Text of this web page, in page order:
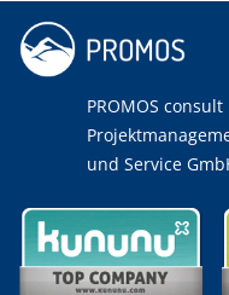
PROMOS consult
und Service